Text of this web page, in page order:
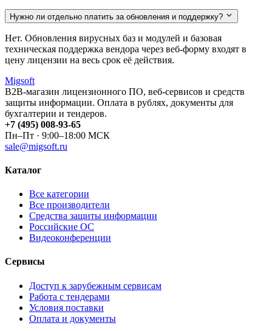
Нужно ли отдельно платить за обновления и поддержку?
Нет. Обновления вирусных баз и модулей и базовая
техническая поддержка вендора через веб-форму входят в
цену лицензии на весь срок её действия.
Migsoft
B2B-магазин лицензионного ПО, веб-сервисов и средств
защиты информации. Оплата в рублях, документы для
бухгалтерии и тендеров.
+7 (495) 008-93-65
Пн–Пт · 9:00–18:00 МСК
sale@migsoft.ru
Каталог
Все категории
Все производители
Средства защиты информации
Российские ОС
Видеоконференции
Сервисы
Доступ к зарубежным сервисам
Работа с тендерами
Условия поставки
Оплата и документы